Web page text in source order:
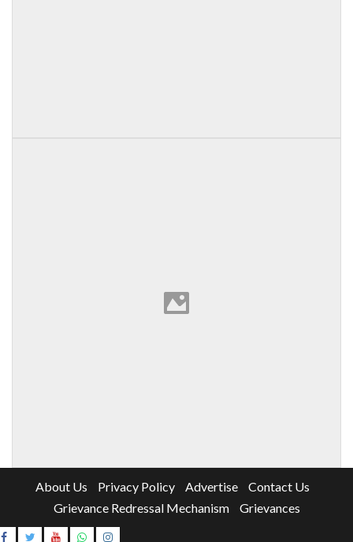
About Us Privacy Policy Advertise
Contact Us
Grievance Redressal Mechanism
Grievances
Instagram